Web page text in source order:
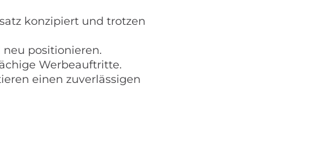
konzipiert und trotzen
neu positionieren.
Werbeauftritte.
einen zuverlässigen